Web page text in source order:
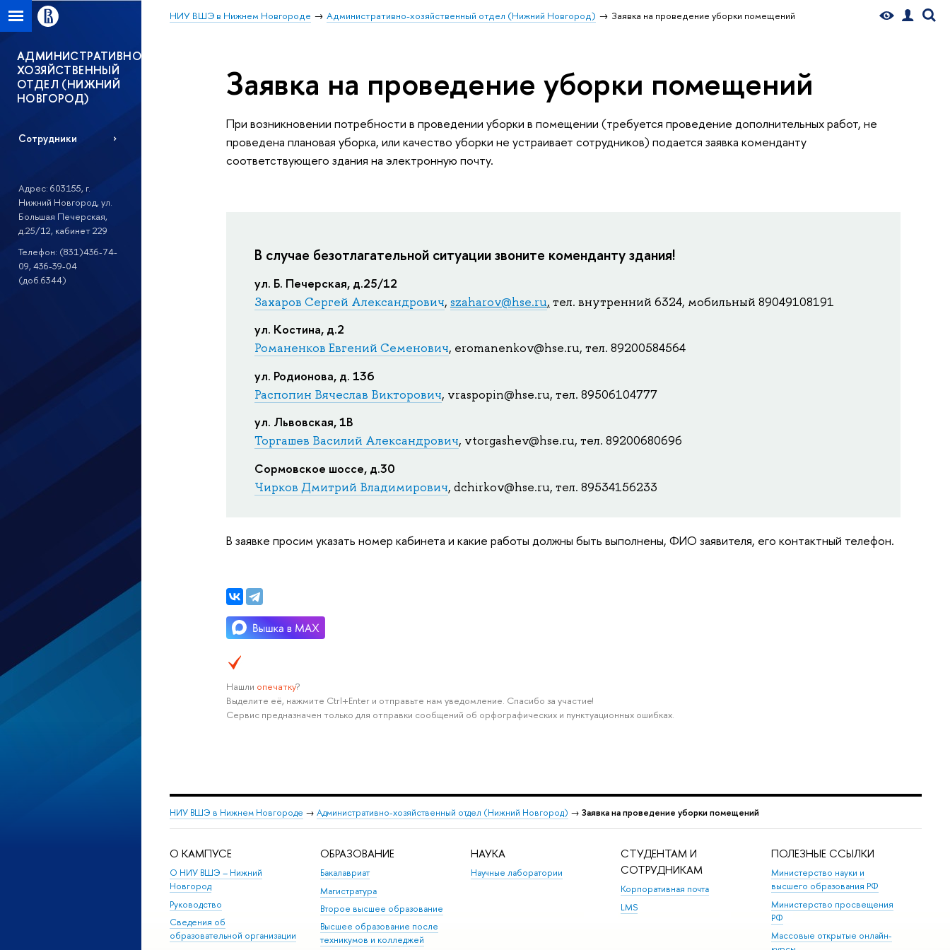
НИУ ВШЭ в Нижнем Новгороде Административно-хозяйственный отдел (Нижний Новгород) Заявка на проведение уборки помещений
АДМИНИСТРАТИВНО-
ХОЗЯЙСТВЕННЫЙ
ОТДЕЛ (НИЖНИЙ
НОВГОРОД)
Сотрудники
Адрес: 603155, г.
Нижний Новгород, ул.
Большая Печерская,
д.25/12, кабинет 229
Телефон: (831)436-74-
09, 436-39-04
(доб.6344)
Заявка на проведение уборки помещений
При возникновении потребности в проведении уборки в помещении (требуется проведение дополнительных работ, не
проведена плановая уборка, или качество уборки не устраивает сотрудников) подается заявка коменданту
соответствующего здания на электронную почту.
В случае безотлагательной ситуации звоните коменданту здания!
ул. Б. Печерская, д.25/12
Захаров Сергей Александрович, szaharov@hse.ru, тел. внутренний 6324, мобильный 89049108191
ул. Костина, д.2
Романенков Евгений Семенович, eromanenkov@hse.ru, тел. 89200584564
ул. Родионова, д. 136
Распопин Вячеслав Викторович, vraspopin@hse.ru, тел. 89506104777
ул. Львовская, 1В
Торгашев Василий Александрович, vtorgashev@hse.ru, тел. 89200680696
Сормовское шоссе, д.30
Чирков Дмитрий Владимирович, dchirkov@hse.ru, тел. 89534156233
В заявке просим указать номер кабинета и какие работы должны быть выполнены, ФИО заявителя, его контактный телефон.
Нашли опечатку?
Выделите её, нажмите Ctrl+Enter и отправьте нам уведомление. Спасибо за участие!
Сервис предназначен только для отправки сообщений об орфографических и пунктуационных ошибках.
НИУ ВШЭ в Нижнем Новгороде → Административно-хозяйственный отдел (Нижний Новгород) → Заявка на проведение уборки помещений
О КАМПУСЕ
О НИУ ВШЭ – Нижний
Новгород
Руководство
Сведения об
образовательной организации
ОБРАЗОВАНИЕ
Бакалавриат
Магистратура
Второе высшее образование
Высшее образование после
техникумов и колледжей
НАУКА
Научные лаборатории
СТУДЕНТАМ И
СОТРУДНИКАМ
Корпоративная почта
LMS
ПОЛЕЗНЫЕ ССЫЛКИ
Министерство науки и
высшего образования РФ
Министерство просвещения
РФ
Массовые открытые онлайн-